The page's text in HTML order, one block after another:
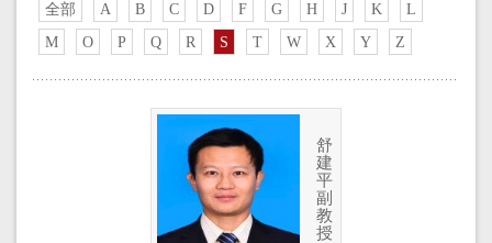
全部 A B C D F G H J K
L
M
O P Q R S T W X Y Z
舒
建
平
副
教
授